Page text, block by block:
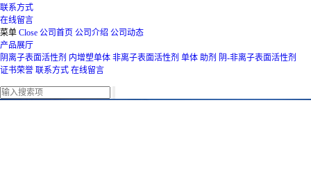
联系方式
在线留言
菜单 Close 公司首页 公司介绍 公司动态
产品展厅
阴离子表面活性剂 内增塑单体 非离子表面活性剂 单体 助剂 阴-非离子表面活性剂
证书荣誉 联系方式 在线留言